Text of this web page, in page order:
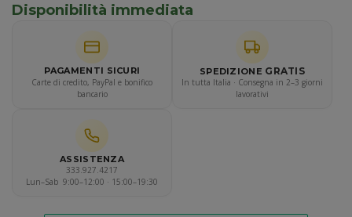
Disponibilità immediata
PAGAMENTI SICURI
Carte di credito, PayPal e bonifico
bancario
SPEDIZIONE GRATIS
In tutta Italia · Consegna in 2–3 giorni
lavorativi
ASSISTENZA
333.927.4217
Lun–Sab 9:00–12:00 · 15:00–19:30